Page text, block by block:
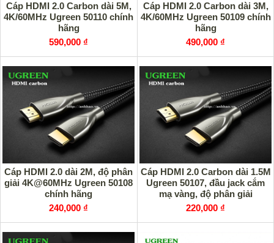
Cáp HDMI 2.0 Carbon dài 5M,
4K/60MHz Ugreen 50110 chính
hãng
590,000 ₫
Cáp HDMI 2.0 Carbon dài 3M,
4K/60MHz Ugreen 50109 chính
hãng
490,000 ₫
Cáp HDMI 2.0 dài 2M, độ phân
giải 4K@60MHz Ugreen 50108
chính hãng
240,000 ₫
Cáp HDMI 2.0 Carbon dài 1.5M
Ugreen 50107, đầu jack cắm
mạ vàng, độ phân giải
4K/60MHz
220,000 ₫